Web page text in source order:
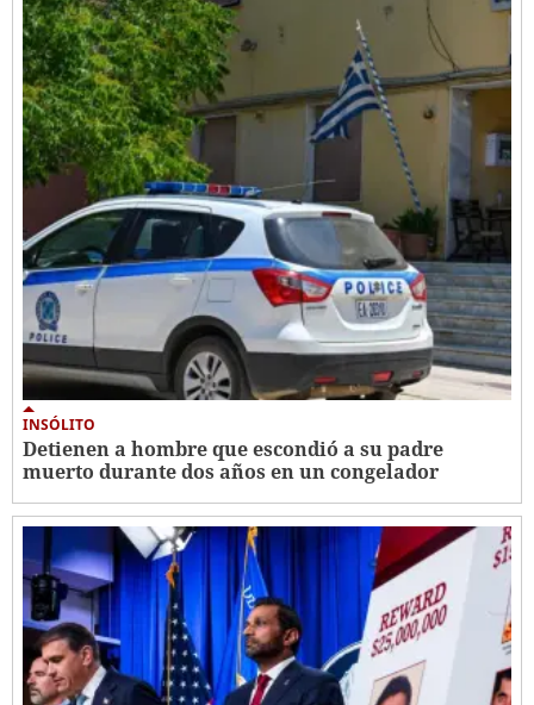
INSÓLITO
Detienen a hombre que escondió a su padre
muerto durante dos años en un congelador